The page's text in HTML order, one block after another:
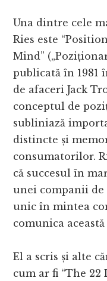
Una dintre cele
Ries este
Mind”
publicată în 1981
de afaceri Jack
conceptul de
subliniază
distincte și
consumatorilor.
că succesul în
unei companii
unic în mintea
comunica
El a scris și alte
cum ar fi “The